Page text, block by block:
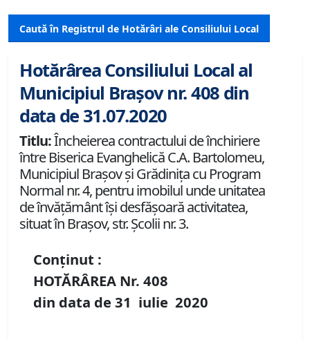
Caută în Registrul de Hotărâri ale Consiliului Local
Hotărârea Consiliului Local al
Municipiul Brașov nr. 408 din
data de 31.07.2020
Titlu:Încheierea contractului de închiriere
între Biserica Evanghelică C.A. Bartolomeu,
Municipiul Braşov şi Grădinița cu Program
Normal nr. 4, pentru imobilul unde unitatea
de învățământ îşi desfăşoară activitatea,
situat în Braşov, str. Școlii nr. 3.
Conținut :
HOTĂRÂREA Nr. 408
din data de 31 iulie 2020